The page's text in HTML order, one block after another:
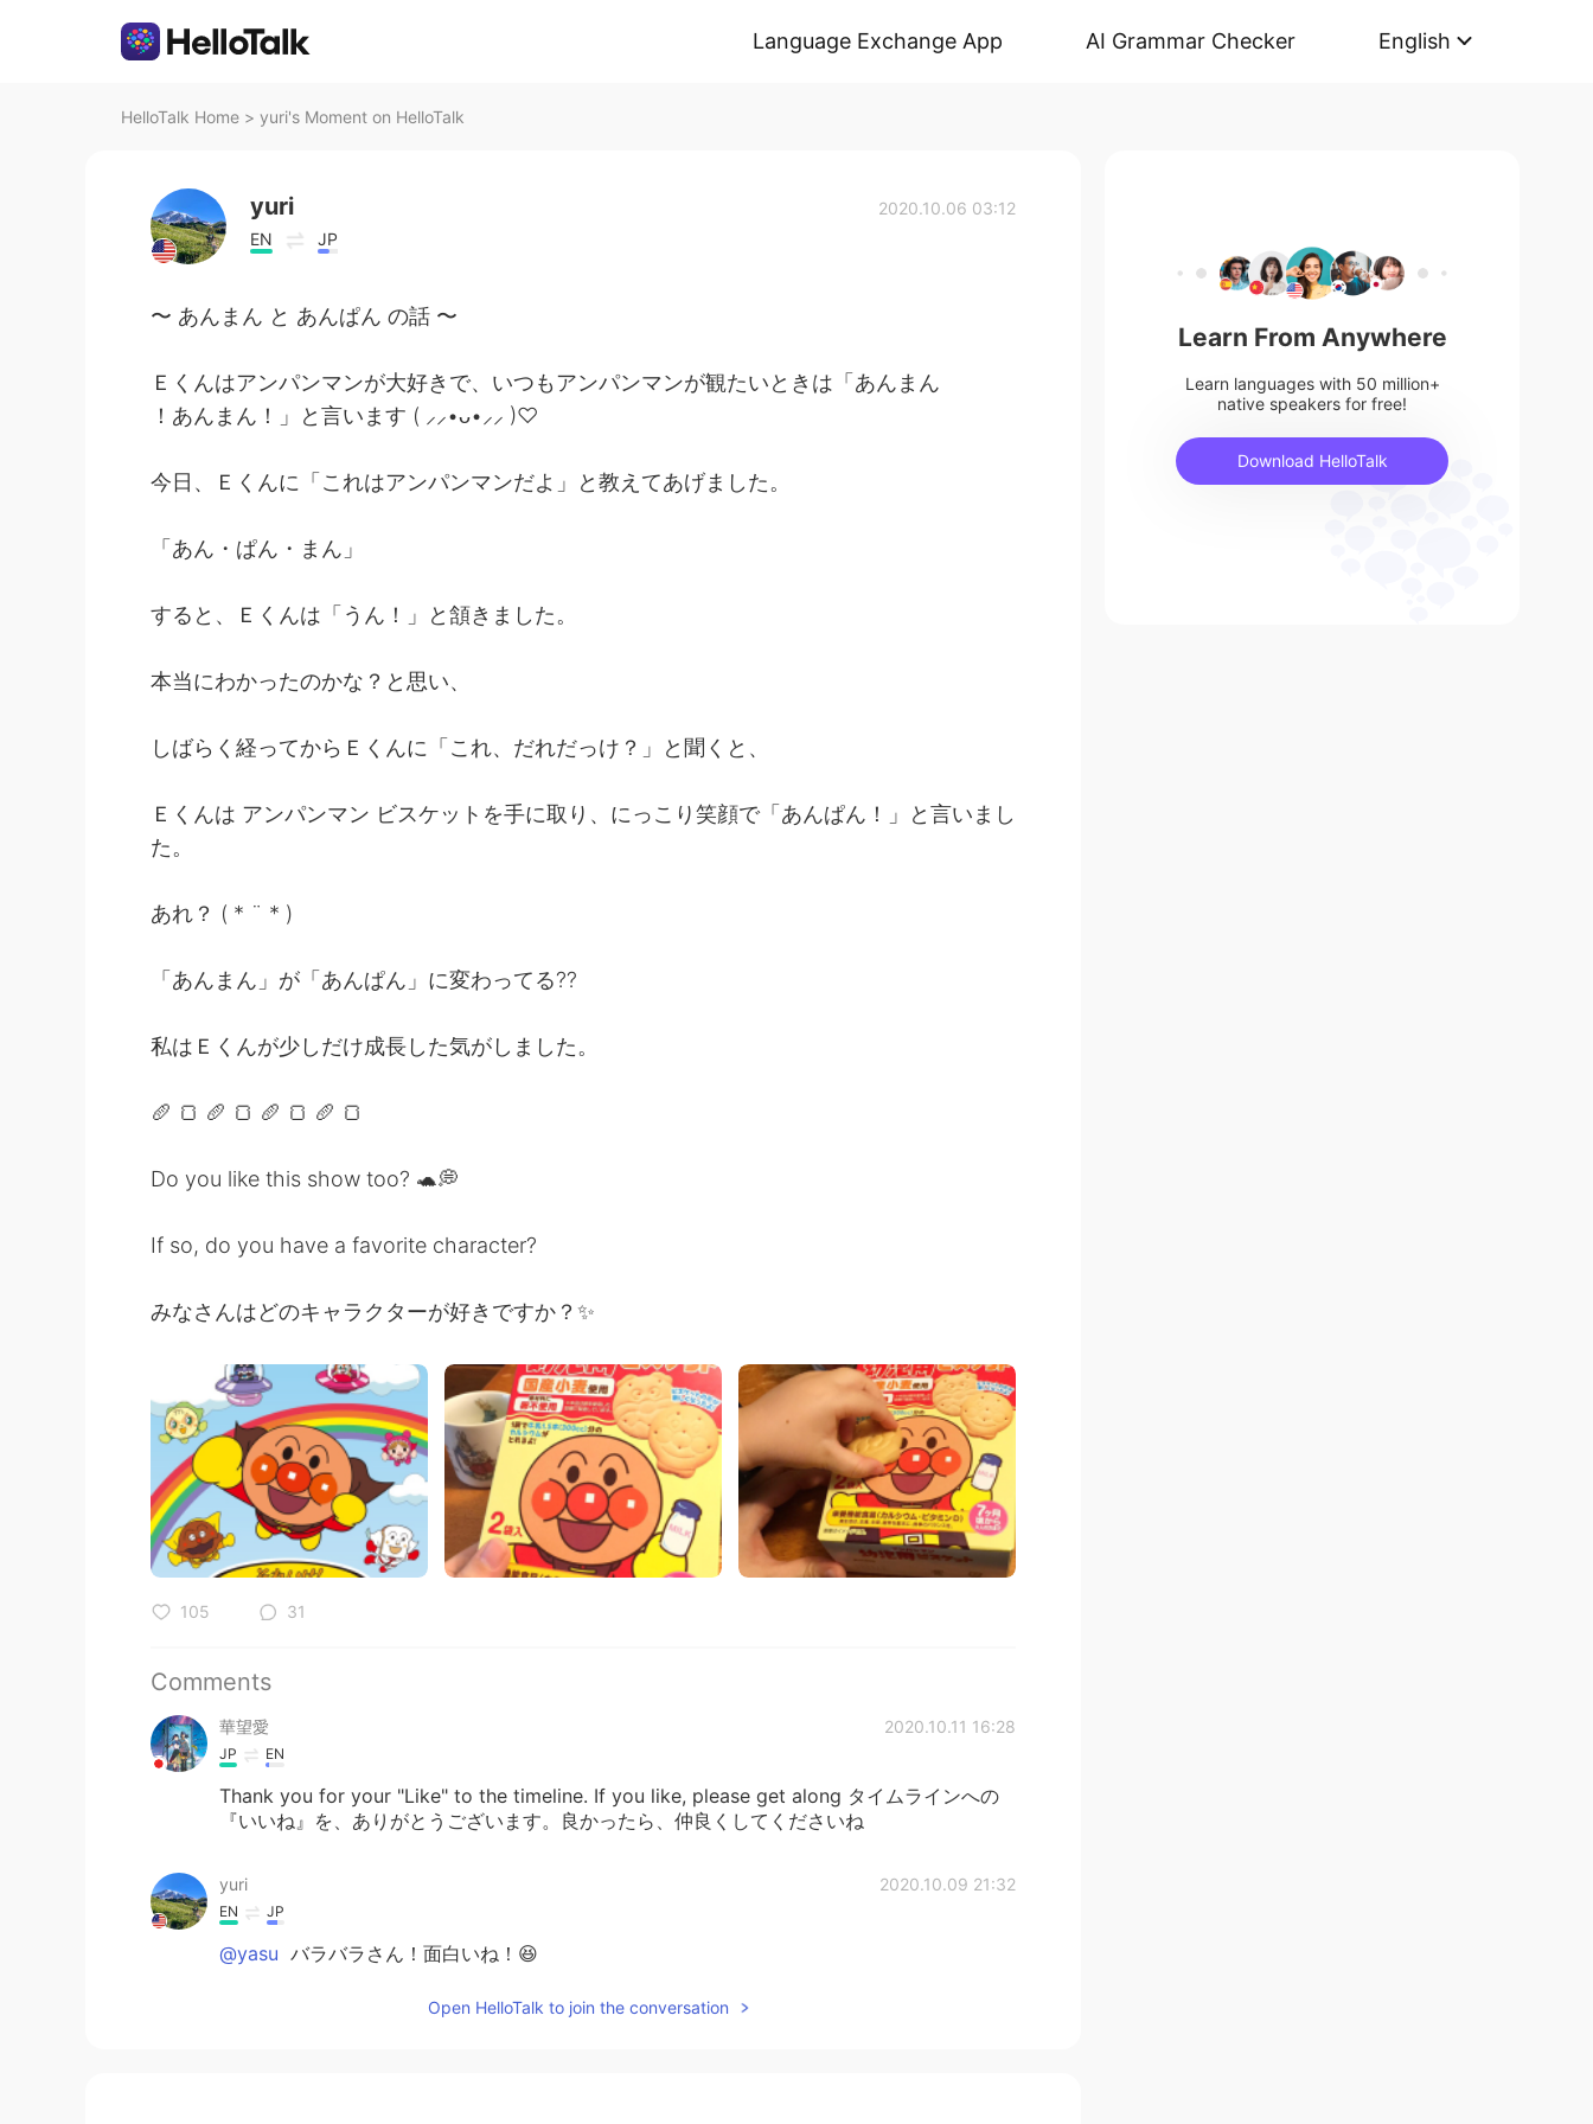
Language Exchange App AI Grammar Checker English
HelloTalk Home > yuri's Moment on HelloTalk
yuri
EN JP
2020.10.06 03:12
〜 あんまん と あんぱん の話 〜
Ｅくんはアンパンマンが大好きで、いつもアンパンマンが観たいときは「あんまん
！あんまん！」と言います ( ⸝⸝•ᴗ•⸝⸝ )♡
今日、Ｅくんに「これはアンパンマンだよ」と教えてあげました。
「あん・ぱん・まん」
すると、Ｅくんは「うん！」と頷きました。
本当にわかったのかな？と思い、
しばらく経ってからＥくんに「これ、だれだっけ？」と聞くと、
Ｅくんは アンパンマン ビスケットを手に取り、にっこり笑顔で「あんぱん！」と言いまし
た。
あれ？ ( * ¨ * )
「あんまん」が「あんぱん」に変わってる⁇
私はＥくんが少しだけ成長した気がしました。
🥖 🍞 🥖 🍞 🥖 🍞 🥖 🍞
Do you like this show too? 🐢💭
If so, do you have a favorite character?
みなさんはどのキャラクターが好きですか？✨
105 31
Comments
華望愛 2020.10.11 16:28
JP EN
Thank you for your "Like" to the timeline. If you like, please get along タイムラインへの
『いいね』を、ありがとうございます。良かったら、仲良くしてくださいね
yuri 2020.10.09 21:32
EN JP
@yasu バラバラさん！面白いね！😆
Open HelloTalk to join the conversation
Learn From Anywhere
Learn languages with 50 million+
native speakers for free!
Download HelloTalk